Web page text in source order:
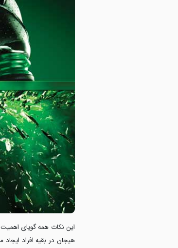
این نکات همه گویای
هیجان در بقیه افراد